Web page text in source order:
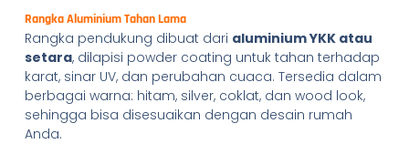
Rangka Aluminium Tahan Lama
Rangka pendukung dibuat dari aluminium YKK atau
setara, dilapisi powder coating untuk tahan terhadap
karat, sinar UV, dan perubahan cuaca. Tersedia dalam
berbagai warna: hitam, silver, coklat, dan wood look,
sehingga bisa disesuaikan dengan desain rumah
Anda.